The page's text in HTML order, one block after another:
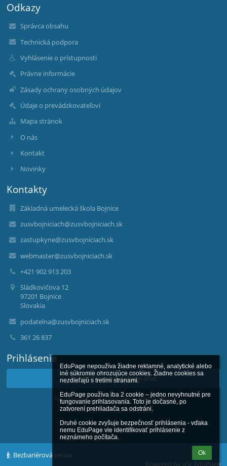
EduPage nepoužíva žiadne reklamné, analytické alebo
iné súkromie ohrozujúce cookies. Žiadne cookies sa
nezdieľajú s tretími stranami.
EduPage používa iba 2 cookie – jedno nevyhnutné pre
fungovanie prihlasovania. Toto je dočasné, po
zatvorení prehliadača sa odstráni.
Druhé cookie zvyšuje bezpečnosť prihlásenia - vďaka
nemu EduPage vie identifikovať prihlásenie z
neznámeho počítača.
Ok
Odkazy
Správca obsahu
Technická podpora
Vyhlásenie o prístupnosti
Právne informácie
Zásady ochrany osobných údajov
Údaje o prevádzkovateľovi
Mapa stránok
O nás
Kontakt
Novinky
Kontakty
Základná umelecká škola Bojnice
zusvbojniciach@zusvbojniciach.sk
zastupkyne@zusvbojniciach.sk
webmaster@zusvbojniciach.sk
+421 902 913 203
Sládkovičova 12
97201 Bojnice
Slovakia
podatelna@zusvbojniciach.sk
361 26 837
Prihlásenie
Prihlásiť sa cez EduPage účet
Neviem prihlasovacie meno alebo heslo
Bezbariérová verzia
Powered by aSc EduPage